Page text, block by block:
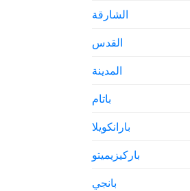
الشارقة
القدس
المدينة
باتام
بارانكويلا
باركيزيميتو
بانجي